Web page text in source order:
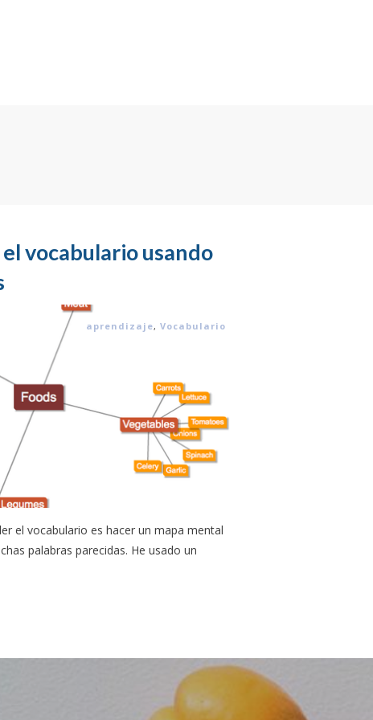
vocabulario usando
aprendizaje, Vocabulario
el vocabulario es hacer un mapa mental
palabras parecidas. He usado un